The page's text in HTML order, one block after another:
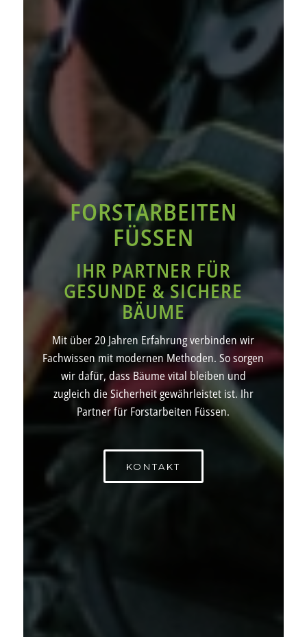
FORSTARBEITEN
FÜSSEN
IHR PARTNER FÜR
GESUNDE & SICHERE
BÄUME
Mit über 20 Jahren Erfahrung verbinden wir
Fachwissen mit modernen Methoden. So sorgen
wir dafür, dass Bäume vital bleiben und
zugleich die Sicherheit gewährleistet ist. Ihr
Partner für Forstarbeiten Füssen.
KONTAKT